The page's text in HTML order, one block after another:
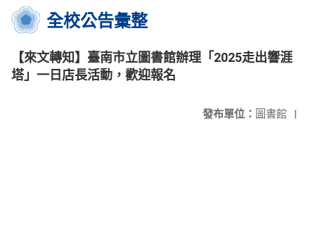
全校公告彙整
【來文轉知】臺南市立圖書館辦理「2025走出響涯
塔」一日店長活動，歡迎報名
發布單位： 圖書館 |